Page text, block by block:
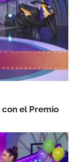
con el Premio